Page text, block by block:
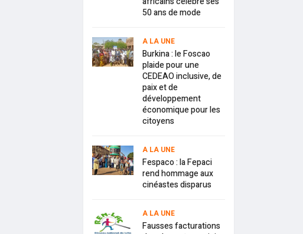
50 ans de mode
A LA UNE
Burkina : le Foscao
plaide pour une
CEDEAO inclusive, de
paix et de
développement
économique pour les
citoyens
A LA UNE
Fespaco : la Fepaci
rend hommage aux
cinéastes disparus
A LA UNE
Fausses facturations